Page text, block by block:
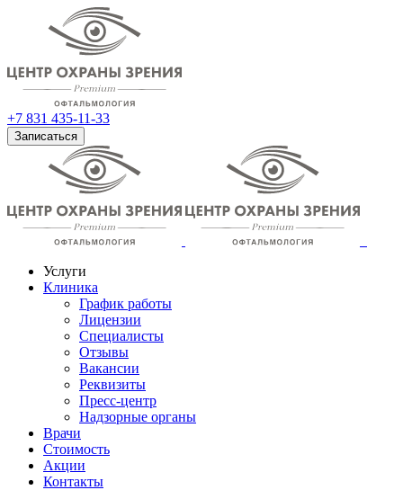
+7 831 435-11-33
Записаться
Услуги
Клиника
График работы
Лицензии
Специалисты
Отзывы
Вакансии
Реквизиты
Пресс-центр
Надзорные органы
Врачи
Стоимость
Акции
Контакты